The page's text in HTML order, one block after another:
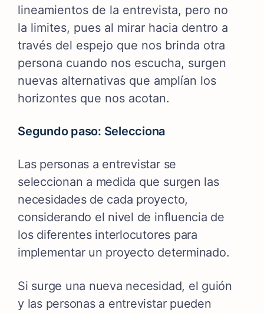
lineamientos de la entrevista, pero no
la limites, pues al mirar hacia dentro a
través del espejo que nos brinda otra
persona cuando nos escucha, surgen
nuevas alternativas que amplían los
horizontes que nos acotan.
Segundo paso: Selecciona
Las personas a entrevistar se
seleccionan a medida que surgen las
necesidades de cada proyecto,
considerando el nivel de influencia de
los diferentes interlocutores para
implementar un proyecto determinado.
Si surge una nueva necesidad, el guión
y las personas a entrevistar pueden